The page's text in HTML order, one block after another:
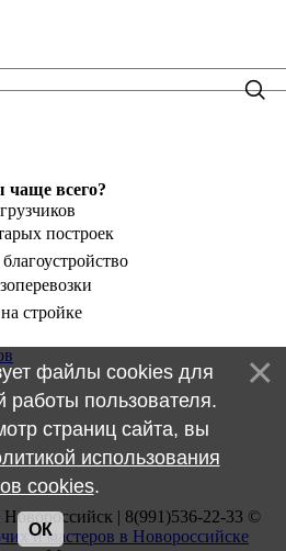
всего?
построек
стройке
Новороссийск | 8(991)536-22-33 ©
и мастеров в Новороссийске
файлы cookies для
работы пользователя.
страниц сайта, вы
использования
cookies.
ОК